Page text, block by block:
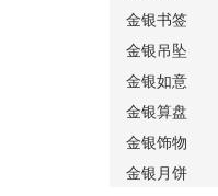
金银书签
金银吊坠
金银如意
金银算盘
金银饰物
金银月饼